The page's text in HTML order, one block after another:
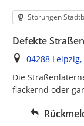
Kategorie
Störungen
Defekte
Ort
04288
Die
flackernd oder